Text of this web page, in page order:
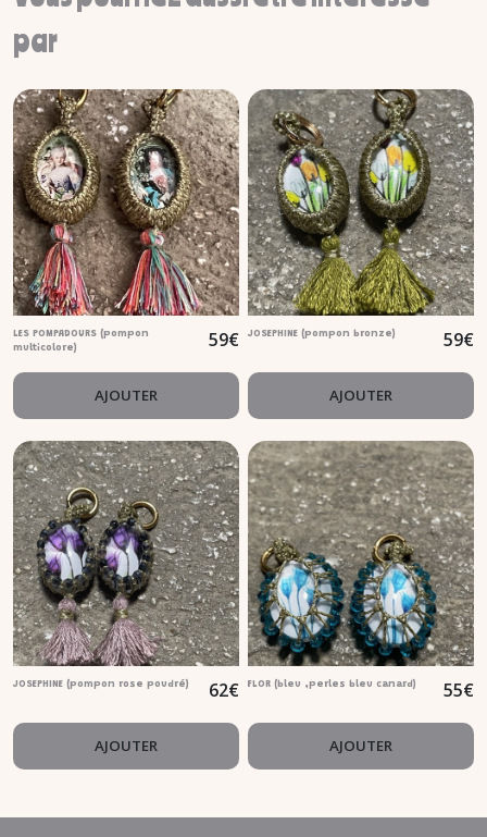
par
LES POMPADOURS (pompon
multicolore)
59€
AJOUTER
JOSEPHINE (pompon bronze) 59€
AJOUTER
JOSEPHINE (pompon rose poudré) 62€
AJOUTER
FLOR (bleu ,perles bleu canard) 55€
AJOUTER